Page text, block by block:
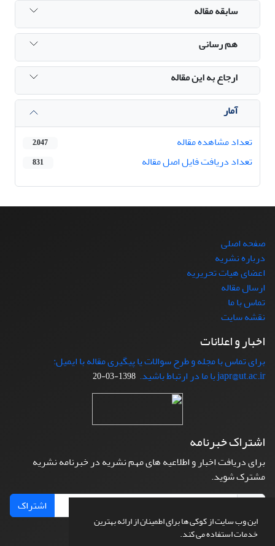
این وب سایت از کوکی ها برای اطمینان از ارائه بهترین
خدمات استفاده می کند.
سابقه مقاله
هم رسانی
ارجاع به این مقاله
آمار
تعداد مشاهده مقاله
2,047
تعداد دریافت فایل اصل مقاله 831
صفحه اصلی
درباره نشریه
اعضای هیات تحریریه
ارسال مقاله
تماس با ما
نقشه سایت
اخبار و اعلانات
برای تماس با مجله و طرح سوالات یا پیگیری مقاله با ایمیل:
japr@ut.ac.ir با ما در ارتباط باشید.
1398-03-20
اشتراک خبرنامه
برای دریافت اخبار و اطلاعیه های مهم نشریه در خبرنامه نشریه
مشترک شوید.
اشتراک